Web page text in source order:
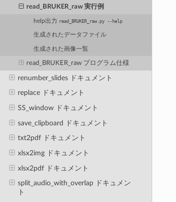
read_BRUKER_raw 実行例
help出力 read_BRUKER_raw.py --help
生成されたデータファイル
生成された画像一覧
read_BRUKER_raw プログラム仕様
renumber_slides ドキュメント
replace ドキュメント
SS_window ドキュメント
save_clipboard ドキュメント
txt2pdf ドキュメント
xlsx2img ドキュメント
xlsx2pdf ドキュメント
split_audio_with_overlap ドキュメン
ト